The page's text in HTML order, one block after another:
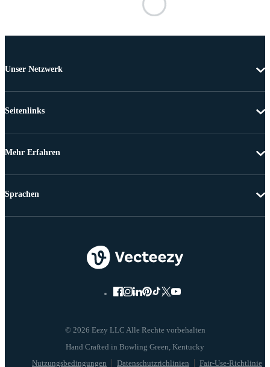
Unser Netzwerk
Seitenlinks
Mehr Erfahren
© 2026 Eezy LLC Alle Rechte vorbehalten
Nutzungsbedingungen Datenschutzrichlinien Fair-Use-Richtlinie
Sprachen